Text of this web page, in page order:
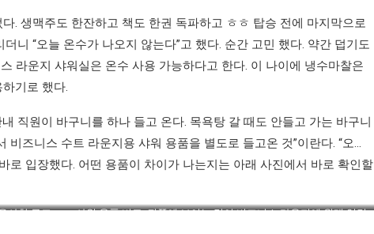
. 생맥주도 한잔하고 책도 한권 독파하고 ㅎㅎ 탑승 전에 마지막으로
니 “오늘 온수가 나오지 않는다”고 했다. 순간 고민 했다. 약간 덥기도
라운지 샤워실은 온수 사용 가능하다고 한다. 이 나이에 냉수마찰은
기로 했다.
직원이 바구니를 하나 들고 온다. 목욕탕 갈 때도 안들고 가는 바구니
비즈니스 수트 라운지용 샤워 용품을 별도로 들고온 것”이란다. “오…
로 입장했다. 어떤 용품이 차이가 나는지는 아래 사진에서 바로 확인할
사한 구조
샤워 용품 비교. 뒤쪽에 보이는 것이 비즈니스 라운지에 원래 있던